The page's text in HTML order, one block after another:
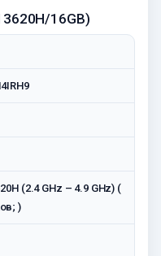
16GB)
(2.4 GHz – 4.9 GHz) (
)